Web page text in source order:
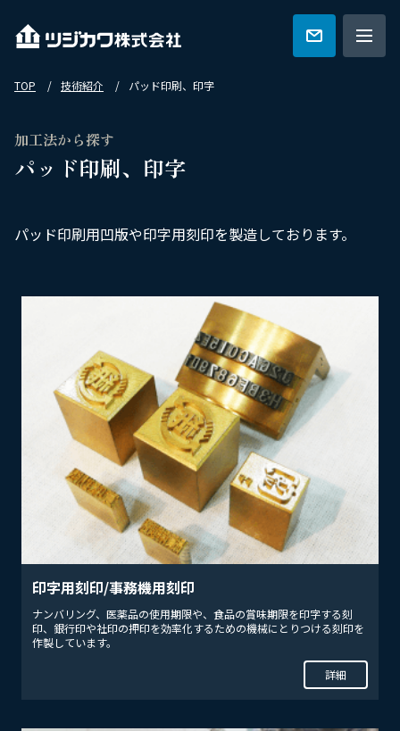
会社概要
カタログ
採用情報
お問い合わせ
TOP 技術紹介 パッド印刷、印字
加工法から探す
パッド印刷、印字
パッド印刷用凹版や印字用刻印を製造しております。
印字用刻印/事務機用刻印
ナンバリング、医薬品の使用期限や、食品の賞味期限を印字する刻
印、銀行印や社印の押印を効率化するための機械にとりつける刻印を
作製しています。
詳細